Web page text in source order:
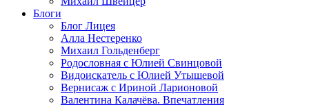
Блоги
Блог Лицея
Алла Нестеренко
Михаил Гольденберг
Родословная с Юлией Свинцовой
Видоискатель с Юлией Утышевой
Вернисаж с Ириной Ларионовой
Валентина Калачёва. Впечатления